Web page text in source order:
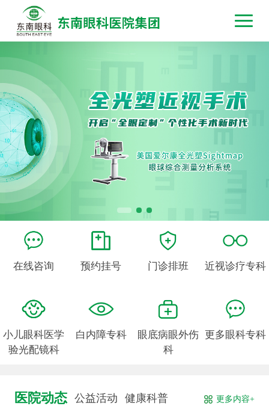
在线咨询 预约挂号 门诊排班 近视诊疗专科
小儿眼科医学
验光配镜科
白内障专科
眼底病眼外伤
科
更多眼科专科
医院动态 公益活动 健康科普 更多内容+